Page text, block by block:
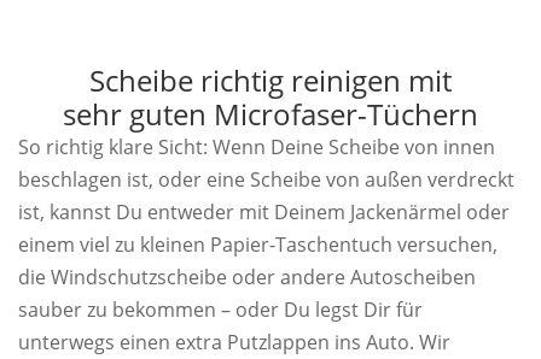
Scheibe richtig reinigen mit
sehr guten Microfaser-Tüchern
So richtig klare Sicht: Wenn Deine Scheibe von innen
beschlagen ist, oder eine Scheibe von außen verdreckt
ist, kannst Du entweder mit Deinem Jackenärmel oder
einem viel zu kleinen Papier-Taschentuch versuchen,
die Windschutzscheibe oder andere Autoscheiben
sauber zu bekommen – oder Du legst Dir für
unterwegs einen extra Putzlappen ins Auto. Wir